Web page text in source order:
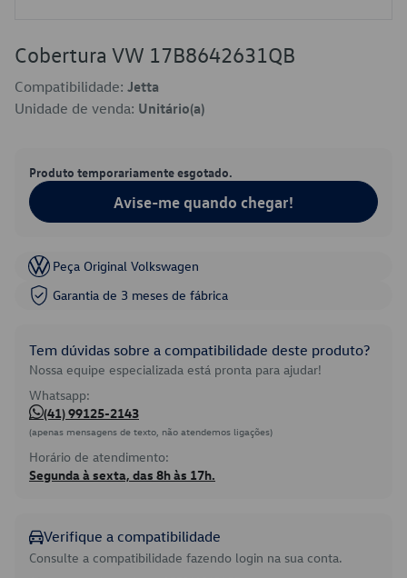
Cobertura VW 17B8642631QB
Compatibilidade: Jetta
Unidade de venda: Unitário(a)
Produto temporariamente esgotado.
Avise-me quando chegar!
Peça Original Volkswagen
Garantia de 3 meses de fábrica
Tem dúvidas sobre a compatibilidade deste produto?
Nossa equipe especializada está pronta para ajudar!
Whatsapp:
(41) 99125-2143
(apenas mensagens de texto, não atendemos ligações)
Horário de atendimento:
Segunda à sexta, das 8h às 17h.
Verifique a compatibilidade
Consulte a compatibilidade fazendo login na sua conta.